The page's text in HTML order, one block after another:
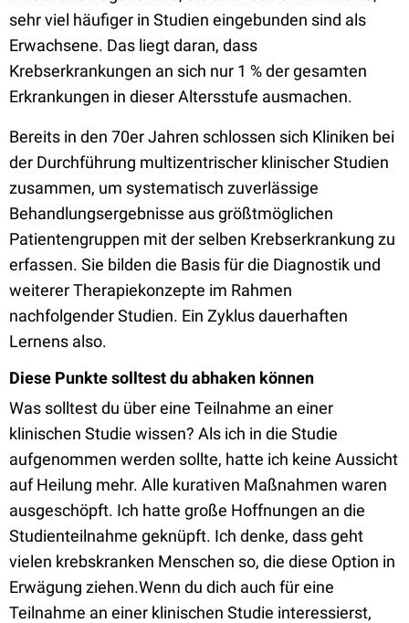
sehr viel häufiger in Studien eingebunden sind als
Erwachsene. Das liegt daran, dass
Krebserkrankungen an sich nur 1 % der gesamten
Erkrankungen in dieser Altersstufe ausmachen.
Bereits in den 70er Jahren schlossen sich Kliniken bei
der Durchführung multizentrischer klinischer Studien
zusammen, um systematisch zuverlässige
Behandlungsergebnisse aus größtmöglichen
Patientengruppen mit der selben Krebserkrankung zu
erfassen. Sie bilden die Basis für die Diagnostik und
weiterer Therapiekonzepte im Rahmen
nachfolgender Studien. Ein Zyklus dauerhaften
Lernens also.
Diese Punkte solltest du abhaken können
Was solltest du über eine Teilnahme an einer
klinischen Studie wissen? Als ich in die Studie
aufgenommen werden sollte, hatte ich keine Aussicht
auf Heilung mehr. Alle kurativen Maßnahmen waren
ausgeschöpft. Ich hatte große Hoffnungen an die
Studienteilnahme geknüpft. Ich denke, dass geht
vielen krebskranken Menschen so, die diese Option in
Erwägung ziehen.Wenn du dich auch für eine
Teilnahme an einer klinischen Studie interessierst,